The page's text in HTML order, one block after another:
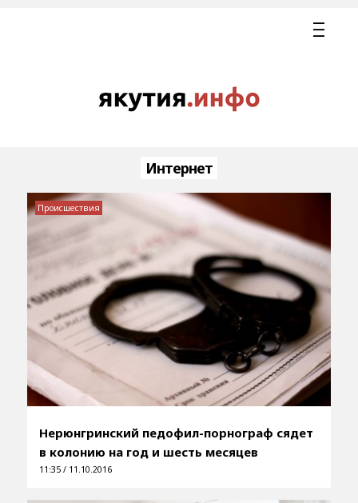
Интернет
Нерюнгринский педофил-порнограф сядет
в колонию на год и шесть месяцев
11:35 / 11.10.2016
Происшествия